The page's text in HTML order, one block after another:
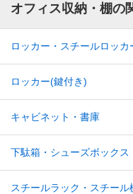
オフィス収納・棚の
ロッカー・スチールロッカ
ロッカー(鍵付き)
キャビネット・書庫
下駄箱・シューズボック
スチールラック・スチー